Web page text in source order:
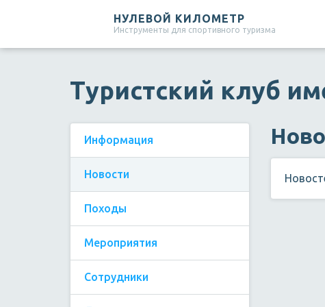
НУЛЕВОЙ КИЛОМЕТР
Инструменты для спортивного туризма
Туристский клуб
Информация
Новости
Походы
Мероприятия
Сотрудники